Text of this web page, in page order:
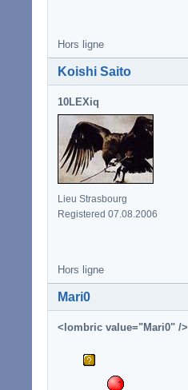
Hors ligne
Koishi Saito
10LEXiq
Lieu Strasbourg
Registered 07.08.2006
Hors ligne
Mari0
<lombric value="Mari0" />